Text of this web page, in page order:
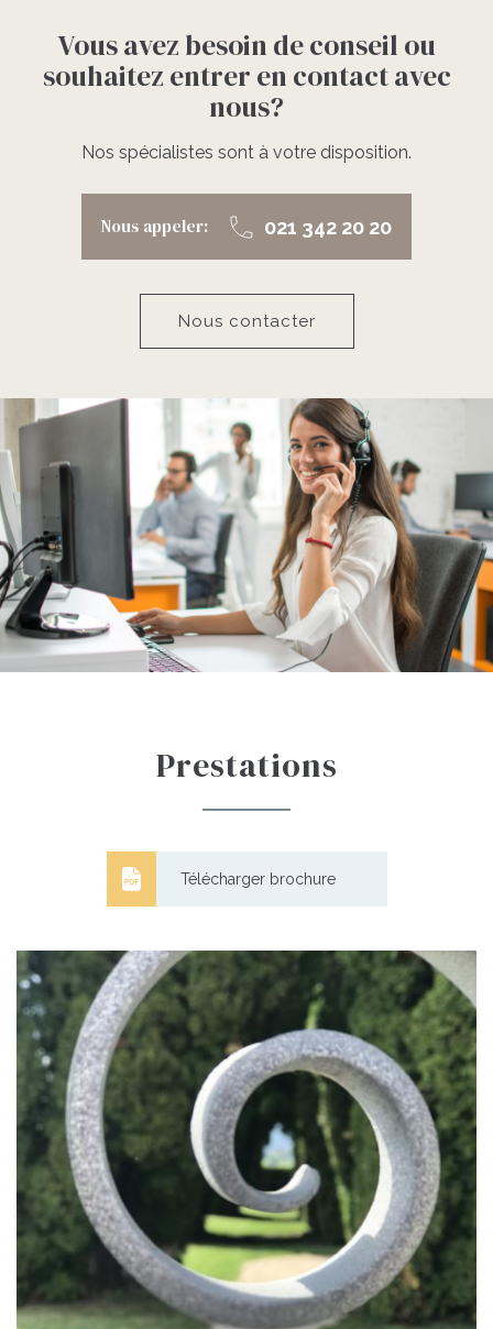
Vous avez besoin de conseil ou
souhaitez entrer en contact avec
nous?
Nos spécialistes sont à votre disposition.
Nous appeler: 021 342 20 20
Nous contacter
Prestations
Télécharger brochure